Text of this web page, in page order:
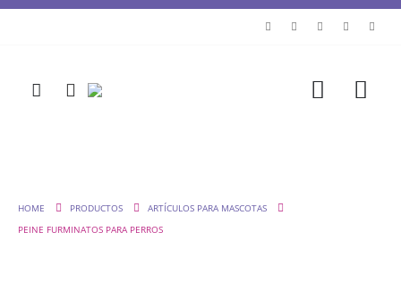
HOME PRODUCTOS
ARTÍCULOS PARA MASCOTAS
PEINE FURMINATOS PARA PERROS